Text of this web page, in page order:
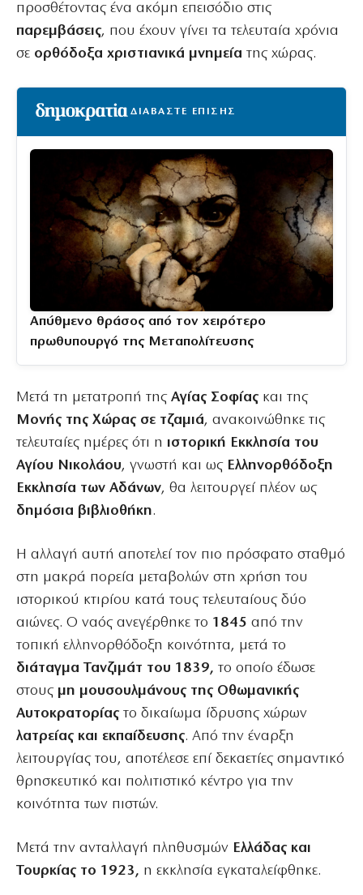
προσθέτοντας ένα ακόμη επεισόδιο στις
παρεμβάσεις, που έχουν γίνει τα τελευταία χρόνια
σε ορθόδοξα χριστιανικά μνημεία της χώρας.
ΔΙΑΒΑΣΤΕ ΕΠΙΣΗΣ
Απύθμενο θράσος από τον χειρότερο
πρωθυπουργό της Μεταπολίτευσης
Μετά τη μετατροπή της Αγίας Σοφίας και της
Μονής της Χώρας σε τζαμιά, ανακοινώθηκε τις
τελευταίες ημέρες ότι η ιστορική Εκκλησία του
Αγίου Νικολάου, γνωστή και ως Ελληνορθόδοξη
Εκκλησία των Αδάνων, θα λειτουργεί πλέον ως
δημόσια βιβλιοθήκη.
Η αλλαγή αυτή αποτελεί τον πιο πρόσφατο σταθμό
στη μακρά πορεία μεταβολών στη χρήση του
ιστορικού κτιρίου κατά τους τελευταίους δύο
αιώνες. Ο ναός ανεγέρθηκε το 1845 από την
τοπική ελληνορθόδοξη κοινότητα, μετά το
διάταγμα Τανζιμάτ του 1839, το οποίο έδωσε
στους μη μουσουλμάνους της Οθωμανικής
Αυτοκρατορίας το δικαίωμα ίδρυσης χώρων
λατρείας και εκπαίδευσης. Από την έναρξη
λειτουργίας του, αποτέλεσε επί δεκαετίες σημαντικό
θρησκευτικό και πολιτιστικό κέντρο για την
κοινότητα των πιστών.
Μετά την ανταλλαγή πληθυσμών Ελλάδας και
Τουρκίας το 1923, η εκκλησία εγκαταλείφθηκε.